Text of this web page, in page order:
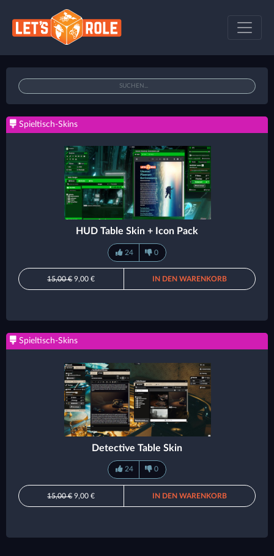
Spieltisch-Skins
HUD Table Skin + Icon Pack
24 0
15,00 €9,00 € IN DEN WARENKORB
Spieltisch-Skins
Detective Table Skin
24 0
15,00 €9,00 € IN DEN WARENKORB